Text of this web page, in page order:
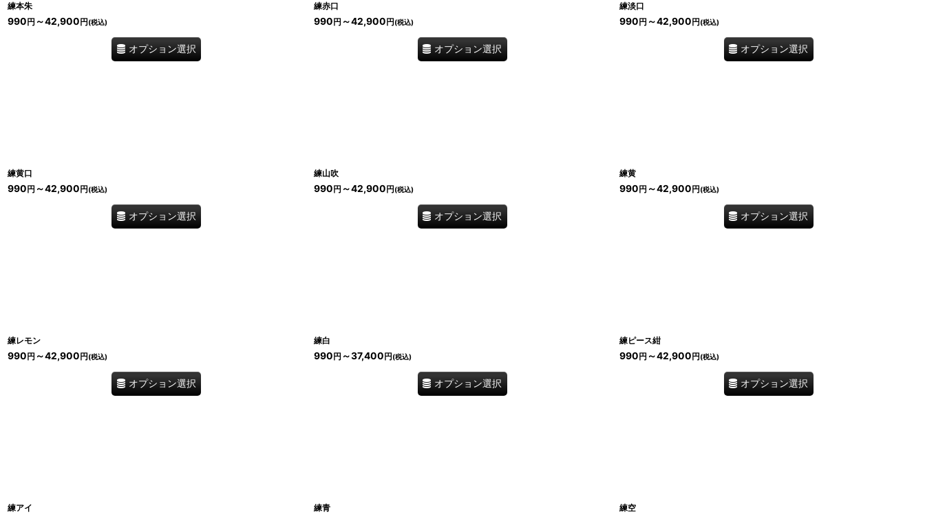
練本朱
990 円 ～42,900 円 (税込)
オプション選択
練赤口
990 円 ～42,900 円 (税込)
オプション選択
練淡口
990 円 ～42,900 円 (税込)
オプション選択
練黄口
990 円 ～42,900 円 (税込)
オプション選択
練山吹
990 円 ～42,900 円 (税込)
オプション選択
練黄
990 円 ～42,900 円 (税込)
オプション選択
練レモン
990 円 ～42,900 円 (税込)
オプション選択
練白
990 円 ～37,400 円 (税込)
オプション選択
練ピース紺
990 円 ～42,900 円 (税込)
オプション選択
練アイ 練青 練空